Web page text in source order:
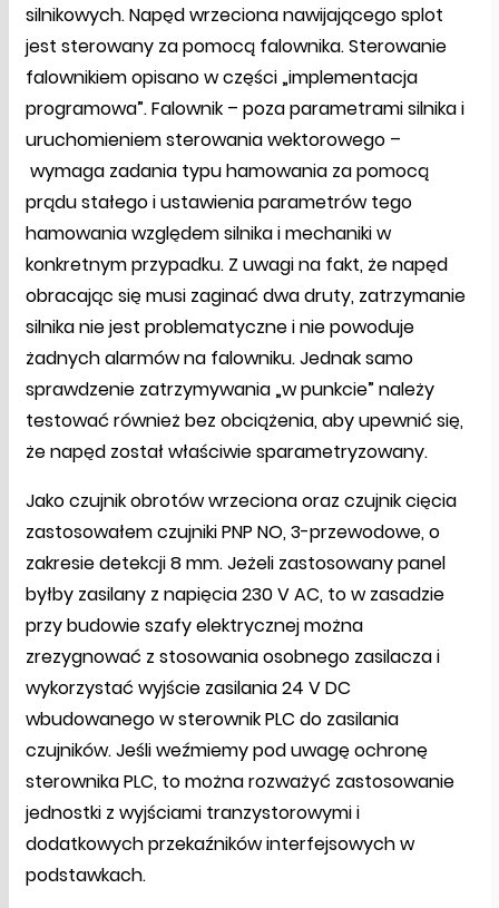
silnikowych. Napęd wrzeciona nawijającego splot
jest sterowany za pomocą falownika. Sterowanie
falownikiem opisano w części „implementacja
programowa”. Falownik – poza parametrami silnika i
uruchomieniem sterowania wektorowego –
wymaga zadania typu hamowania za pomocą
prądu stałego i ustawienia parametrów tego
hamowania względem silnika i mechaniki w
konkretnym przypadku. Z uwagi na fakt, że napęd
obracając się musi zaginać dwa druty, zatrzymanie
silnika nie jest problematyczne i nie powoduje
żadnych alarmów na falowniku. Jednak samo
sprawdzenie zatrzymywania „w punkcie” należy
testować również bez obciążenia, aby upewnić się,
że napęd został właściwie sparametryzowany.
Jako czujnik obrotów wrzeciona oraz czujnik cięcia
zastosowałem czujniki PNP NO, 3-przewodowe, o
zakresie detekcji 8 mm. Jeżeli zastosowany panel
byłby zasilany z napięcia 230 V AC, to w zasadzie
przy budowie szafy elektrycznej można
zrezygnować z stosowania osobnego zasilacza i
wykorzystać wyjście zasilania 24 V DC
wbudowanego w sterownik PLC do zasilania
czujników. Jeśli weźmiemy pod uwagę ochronę
sterownika PLC, to można rozważyć zastosowanie
jednostki z wyjściami tranzystorowymi i
dodatkowych przekaźników interfejsowych w
podstawkach.